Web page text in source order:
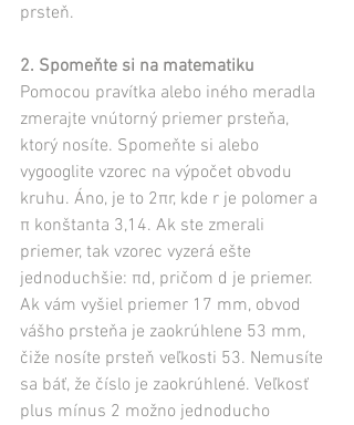
prsteň.
2. Spomeňte si na matematiku
Pomocou pravítka alebo iného meradla
zmerajte vnútorný priemer prsteňa,
ktorý nosíte. Spomeňte si alebo
vygooglite vzorec na výpočet obvodu
kruhu. Áno, je to 2πr, kde r je polomer a
π konštanta 3,14. Ak ste zmerali
priemer, tak vzorec vyzerá ešte
jednoduchšie: πd, pričom d je priemer.
Ak vám vyšiel priemer 17 mm, obvod
vášho prsteňa je zaokrúhlene 53 mm,
čiže nosíte prsteň veľkosti 53. Nemusíte
sa báť, že číslo je zaokrúhlené. Veľkosť
plus mínus 2 možno jednoducho